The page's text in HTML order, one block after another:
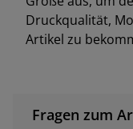
Druckqualität,
Artikel zu
Fragen zum